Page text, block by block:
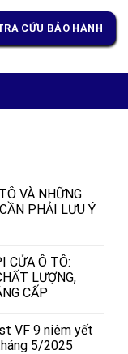
CỨU BẢO HÀNH
VÀ NHỮNG
PHẢI LƯU Ý
CỬA Ô TÔ:
LƯỢNG,
CẤP
VF 9 niêm yết
5/2025